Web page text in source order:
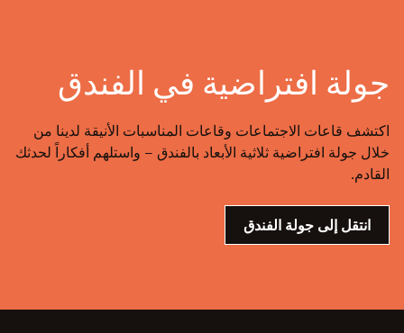
جولة افتراضية في الفندق
اكتشف قاعات الاجتماعات وقاعات المناسبات الأنيقة لدينا من
خلال جولة افتراضية ثلاثية الأبعاد بالفندق – واستلهم أفكاراً لحدثك
القادم.
انتقل إلى جولة الفندق